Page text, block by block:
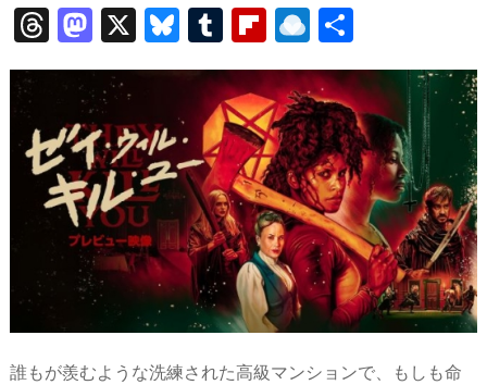
T
h
re
a
d
s
M
a
st
o
d
o
n
X Bl
u
e
sk
y
T
u
m
bl
r
Fl
ip
b
o
ar
d
R
ai
n
d
ro
p.
io
有
誰もが羨むような洗練された高級マンションで、もしも命